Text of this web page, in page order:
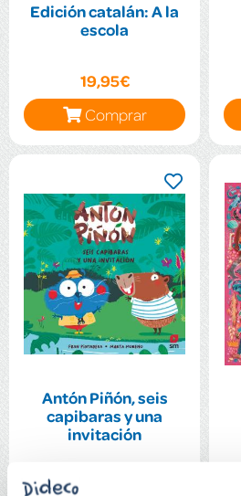
Edición catalán: A la
escola
19,95€
Comprar
Antón Piñón, seis
capibaras y una
invitación